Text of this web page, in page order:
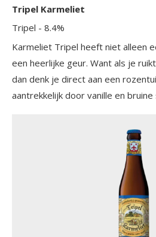
Tripel Karmeliet
Tripel - 8.4%
Karmeliet Tripel heeft niet alleen
een heerlijke geur. Want als je
dan denk je direct aan een
aantrekkelijk door vanille en
de achtergrond herken je wellicht iets
smaak overheerst in eerste
behoorlijke bitters. Dit geeft het
even de tijd en de herkenbare
van de geur komt terug. Het
zweem van vanille komt ook weer